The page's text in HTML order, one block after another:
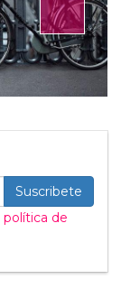
Suscribete
política de